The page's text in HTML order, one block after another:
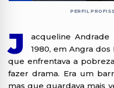
PERFIL
J
acqueline
1980, em Angra
que enfrentava a
fazer drama. Era um
mas que guardava mais